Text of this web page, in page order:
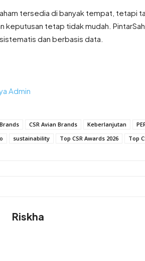
tersedia di banyak tempat, tetapi
keputusan tetap tidak mudah.
dan berbasis data.
Admin
CSR Avian Brands Keberlanjutan
sustainability Top CSR Awards 2026 Top
Riskha